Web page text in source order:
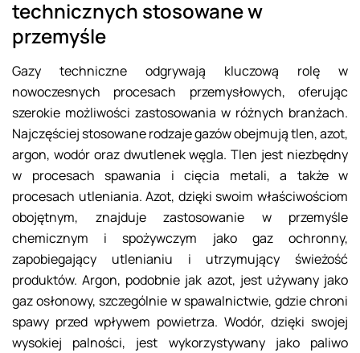
technicznych stosowane w
przemyśle
Gazy techniczne odgrywają kluczową rolę w
nowoczesnych procesach przemysłowych, oferując
szerokie możliwości zastosowania w różnych branżach.
Najczęściej stosowane rodzaje gazów obejmują tlen, azot,
argon, wodór oraz dwutlenek węgla. Tlen jest niezbędny
w procesach spawania i cięcia metali, a także w
procesach utleniania. Azot, dzięki swoim właściwościom
obojętnym, znajduje zastosowanie w przemyśle
chemicznym i spożywczym jako gaz ochronny,
zapobiegający utlenianiu i utrzymujący świeżość
produktów. Argon, podobnie jak azot, jest używany jako
gaz osłonowy, szczególnie w spawalnictwie, gdzie chroni
spawy przed wpływem powietrza. Wodór, dzięki swojej
wysokiej palności, jest wykorzystywany jako paliwo